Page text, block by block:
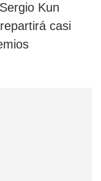
Kun
casi